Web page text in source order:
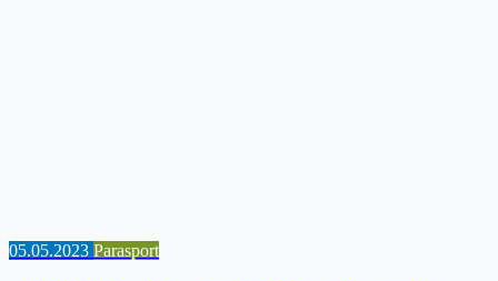
05.05.2023 Parasport